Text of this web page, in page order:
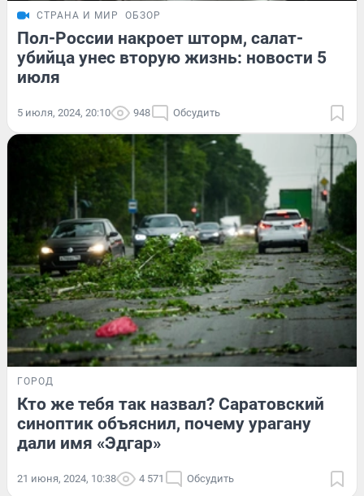
СТРАНА И МИР ОБЗОР
Пол-России накроет шторм, салат-
убийца унес вторую жизнь: новости 5
июля
5 июля, 2024, 20:10 948 Обсудить
ГОРОД
Кто же тебя так назвал? Саратовский
синоптик объяснил, почему урагану
дали имя «Эдгар»
21 июня, 2024, 10:38 4 571 Обсудить